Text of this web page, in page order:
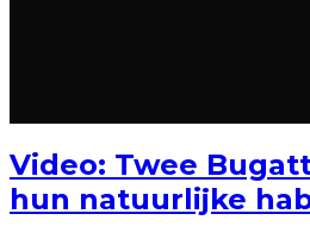
Video: Twee
hun natuurlijke